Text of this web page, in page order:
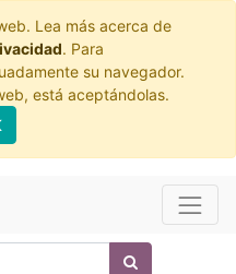
Lea más acerca de
. Para
su navegador.
está aceptándolas.